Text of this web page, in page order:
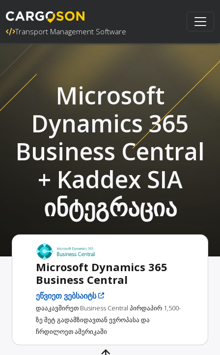
Transport Management Software
Microsoft
Dynamics 365
Business Central
+ Kaddex SIA
ინტეგრაცია
Microsoft Dynamics 365
Business Central
ეწვიეთ ვებსაიტს
დააკავშირეთ Business Central პირდაპირ 1,500-
ზე მეტ გადამზიდავთან ევროპასა და
ჩრდილოეთ ამერიკაში